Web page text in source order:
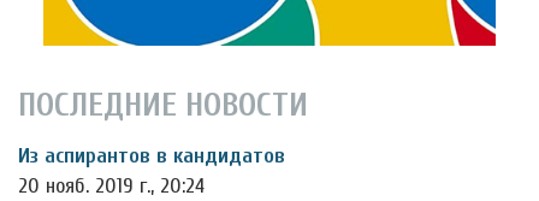
ПОСЛЕДНИЕ НОВОСТИ
Из аспирантов в кандидатов
20 нояб. 2019 г., 20:24